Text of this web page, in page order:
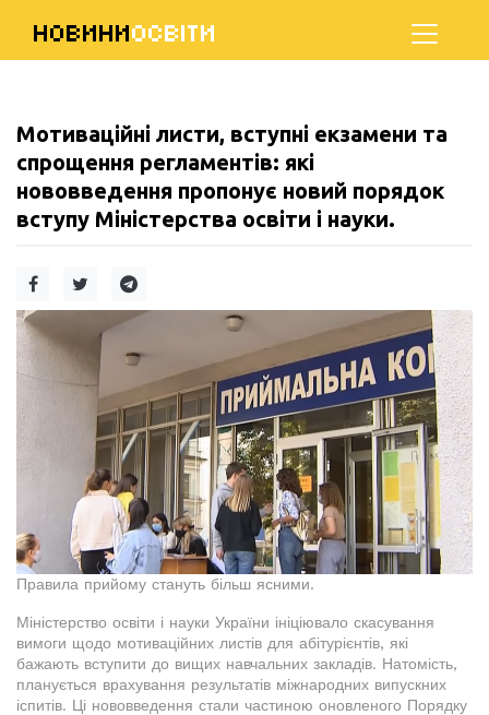
НОВИНИОСВІТИ
Мотиваційні листи, вступні екзамени та
спрощення регламентів: які
нововведення пропонує новий порядок
вступу Міністерства освіти і науки.
Правила прийому стануть більш ясними.
Міністерство освіти і науки України ініціювало скасування
вимоги щодо мотиваційних листів для абітурієнтів, які
бажають вступити до вищих навчальних закладів. Натомість,
планується врахування результатів міжнародних випускних
іспитів. Ці нововведення стали частиною оновленого Порядку